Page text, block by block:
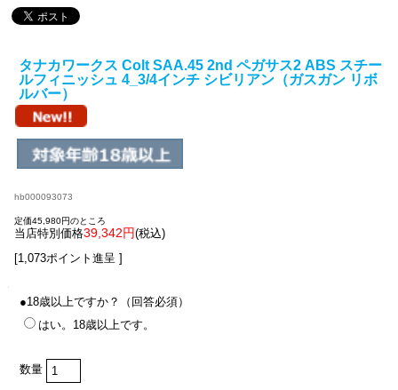
タナカワークス Colt SAA.45 2nd ペガサス2 ABS スチー
ルフィニッシュ 4_3/4インチ シビリアン（ガスガン リボ
ルバー）
hb000093073
定価45,980円のところ
当店特別価格39,342円(税込)
[1,073ポイント進呈 ]
●18歳以上ですか？（回答必須）
はい。18歳以上です。
数量